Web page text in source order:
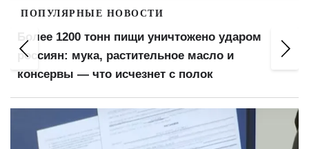
ПОПУЛЯРНЫЕ НОВОСТИ
Более 1200 тонн пищи уничтожено ударом
россиян: мука, растительное масло и
консервы — что исчезнет с полок